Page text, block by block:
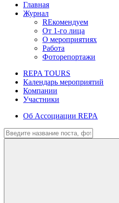
Главная
Журнал
REкомендуем
От 1-го лица
О мероприятиях
Работа
Фоторепортажи
REPA TOURS
Календарь мероприятий
Компании
Участники
Об Ассоциации REPA